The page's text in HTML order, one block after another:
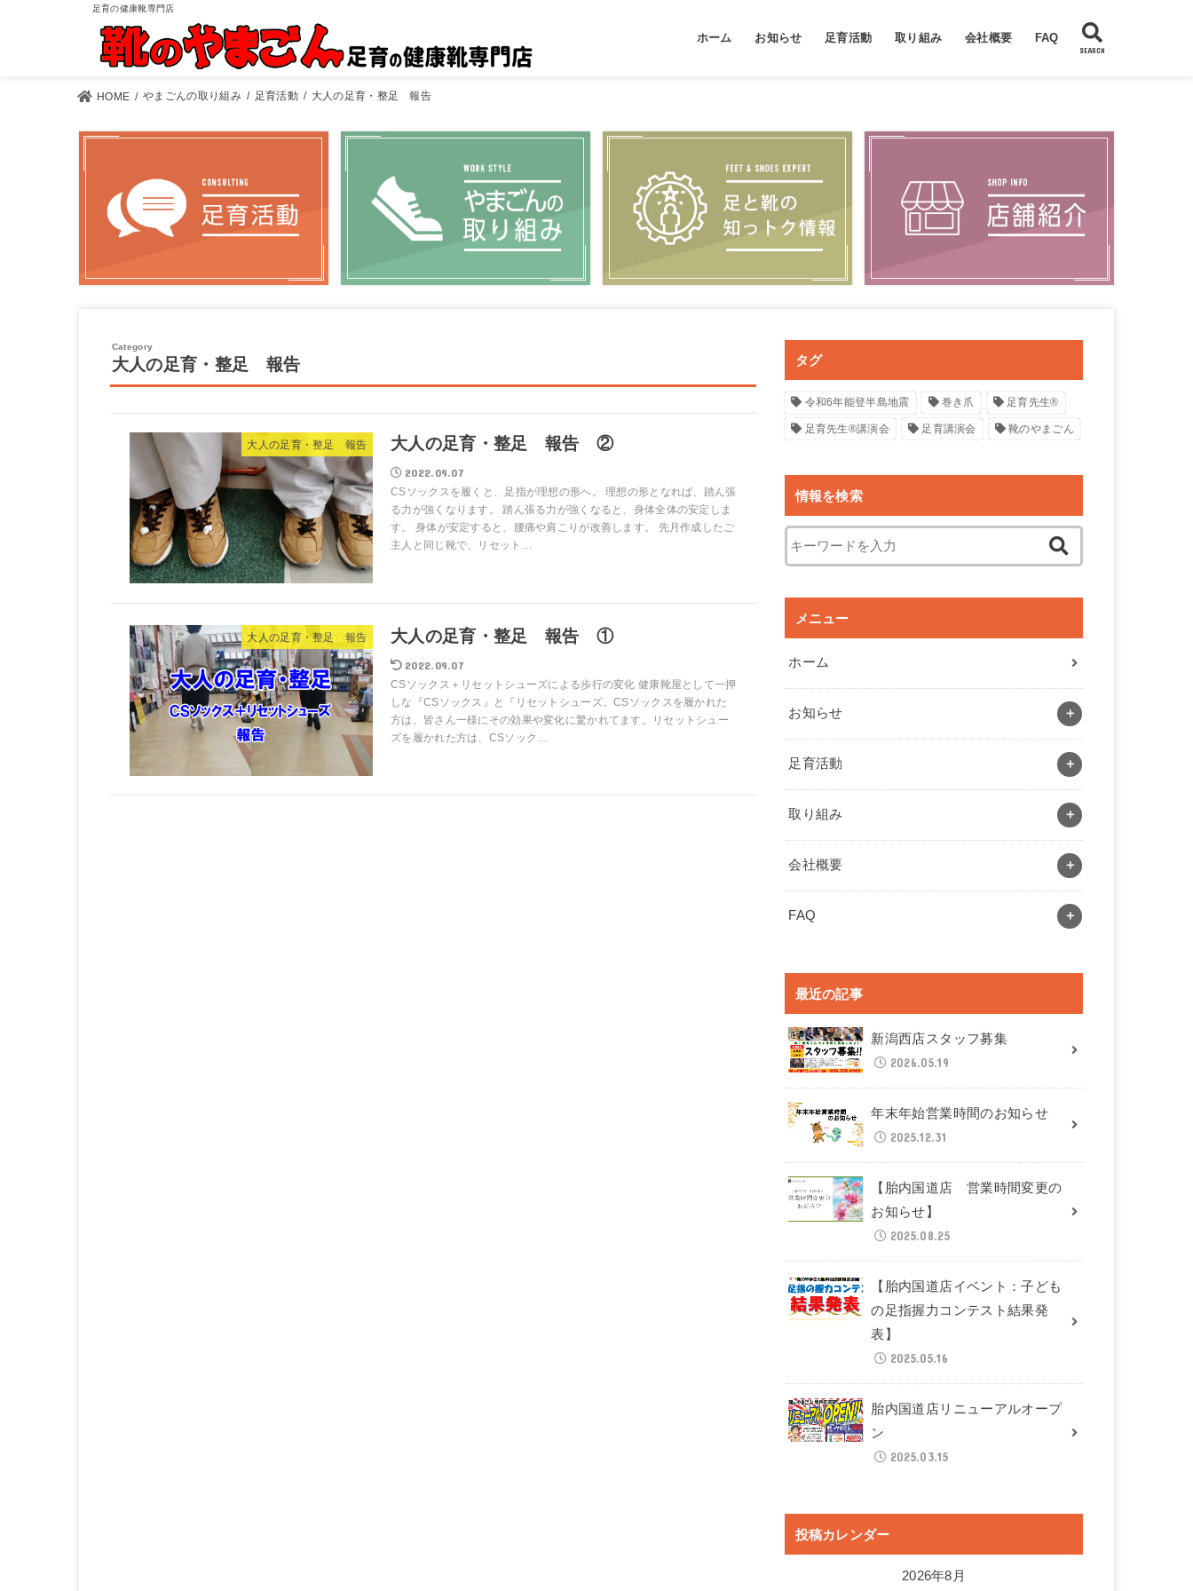
足育の健康靴専門店
ホーム お知らせ 足育活動 取り組み 会社概要 FAQ
SEARCH
HOME やまごんの取り組み 足育活動 大人の足育・整足 報告
大人の足育・整足 報告
大人の足育・整足 報告 大人の足育・整足 報告 ②
2022.09.07
CSソックスを履くと、足指が理想の形へ。 理想の形となれば、踏ん張
る力が強くなります。 踏ん張る力が強くなると、身体全体の安定しま
す。 身体が安定すると、腰痛や肩こりが改善します。 先月作成したご
主人と同じ靴で、リセット…
大人の足育・整足 報告 大人の足育・整足 報告 ①
2022.09.07
CSソックス＋リセットシューズによる歩行の変化 健康靴屋として一押
しな『CSソックス』と『リセットシューズ。CSソックスを履かれた
方は、皆さん一様にその効果や変化に驚かれてます。リセットシュー
ズを履かれた方は、CSソック…
タグ
令和6年能登半島地震 巻き爪 足育先生®
足育先生®講演会 足育講演会 靴のやまごん
情報を検索
メニュー
ホーム
お知らせ
足育活動
取り組み
会社概要
FAQ
最近の記事
新潟西店スタッフ募集
2026.05.19
年末年始営業時間のお知らせ
2025.12.31
【胎内国道店 営業時間変更の
お知らせ】
2025.08.25
【胎内国道店イベント：子ども
の足指握力コンテスト結果発
表】
2025.05.16
胎内国道店リニューアルオープ
ン
2025.03.15
投稿カレンダー
2026年8月